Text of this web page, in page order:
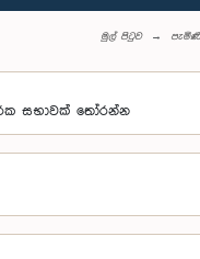
මුල් පිටුව